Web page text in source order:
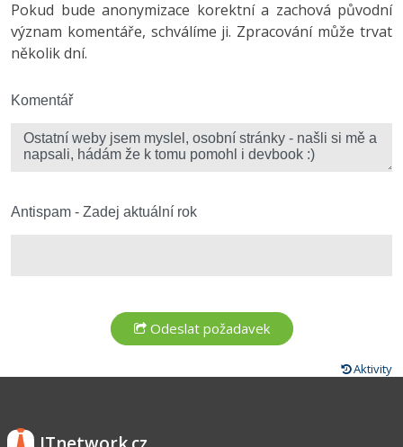
WordPress specialista
Umělá inteligence (AI) -10%
Fórum
Windows
Kybernetická bezpečnost
Fórum
Pokud bude anonymizace korektní a zachová původní
význam komentáře, schválíme ji. Zpracování může trvat
několik dní.
Komentář
Antispam - Zadej aktuální rok
Aktivity